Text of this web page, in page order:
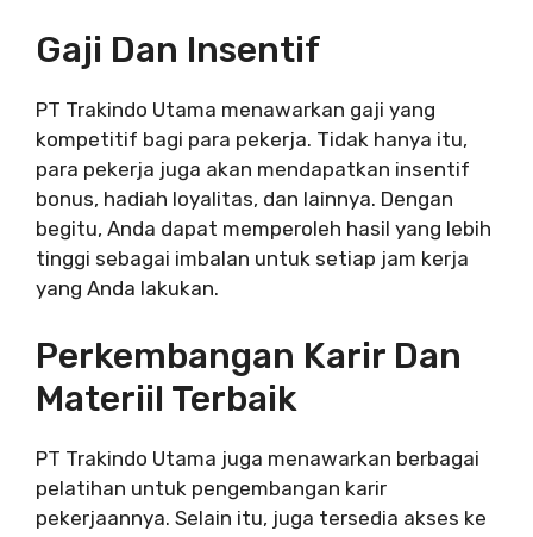
Gaji Dan Insentif
PT Trakindo Utama menawarkan gaji yang
kompetitif bagi para pekerja. Tidak hanya itu,
para pekerja juga akan mendapatkan insentif
bonus, hadiah loyalitas, dan lainnya. Dengan
begitu, Anda dapat memperoleh hasil yang lebih
tinggi sebagai imbalan untuk setiap jam kerja
yang Anda lakukan.
Perkembangan Karir Dan
Materiil Terbaik
PT Trakindo Utama juga menawarkan berbagai
pelatihan untuk pengembangan karir
pekerjaannya. Selain itu, juga tersedia akses ke